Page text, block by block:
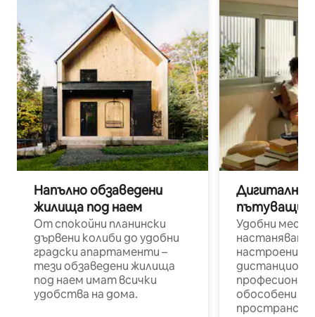
Напълно обзаведени
жилища под наем
От спокойни планински
дървени колиби до удобни
градски апартаменти –
тези обзаведени жилища
под наем имат всички
удобства на дома.
Дигитални
пътуващи
Удобни
настаняване
настроени и
обособени